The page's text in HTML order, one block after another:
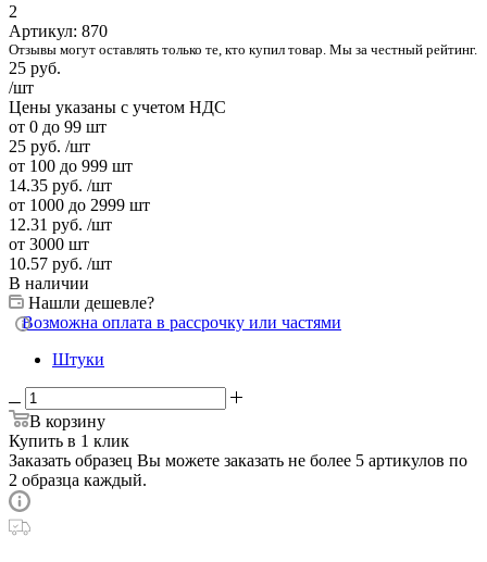
2
Артикул: 870
Отзывы могут оставлять только те, кто купил товар. Мы за честный рейтинг.
25 руб.
/шт
Цены указаны с учетом НДС
от 0 до 99 шт
25 руб. /шт
от 100 до 999 шт
14.35 руб. /шт
от 1000 до 2999 шт
12.31 руб. /шт
от 3000 шт
10.57 руб. /шт
В наличии
Нашли дешевле?
Возможна оплата в рассрочку или частями
Штуки
В корзину
Купить в 1 клик
Заказать образец Вы можете заказать не более 5 артикулов по
2 образца каждый.